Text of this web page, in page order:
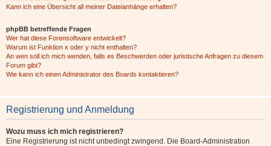
Kann ich eine Übersicht all meiner Dateianhänge erhalten?
phpBB betreffende Fragen
Wer hat diese Forensoftware entwickelt?
Warum ist Funktion x oder y nicht enthalten?
An wen soll ich mich wenden, falls es Beschwerden oder juristische Anfragen zu diesem
Forum gibt?
Wie kann ich einen Administrator des Boards kontaktieren?
Registrierung und Anmeldung
Wozu muss ich mich registrieren?
Eine Registrierung ist nicht unbedingt zwingend. Die Board-Administration